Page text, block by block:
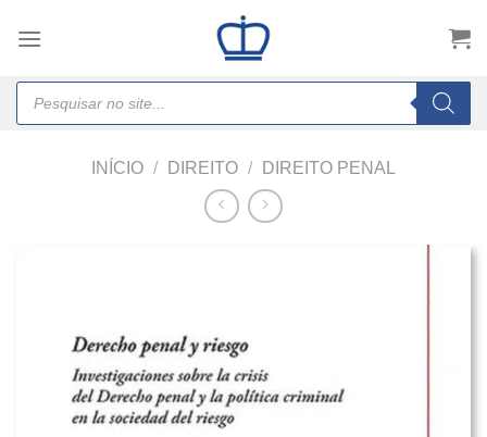
Products
search
INÍCIO / DIREITO / DIREITO PENAL